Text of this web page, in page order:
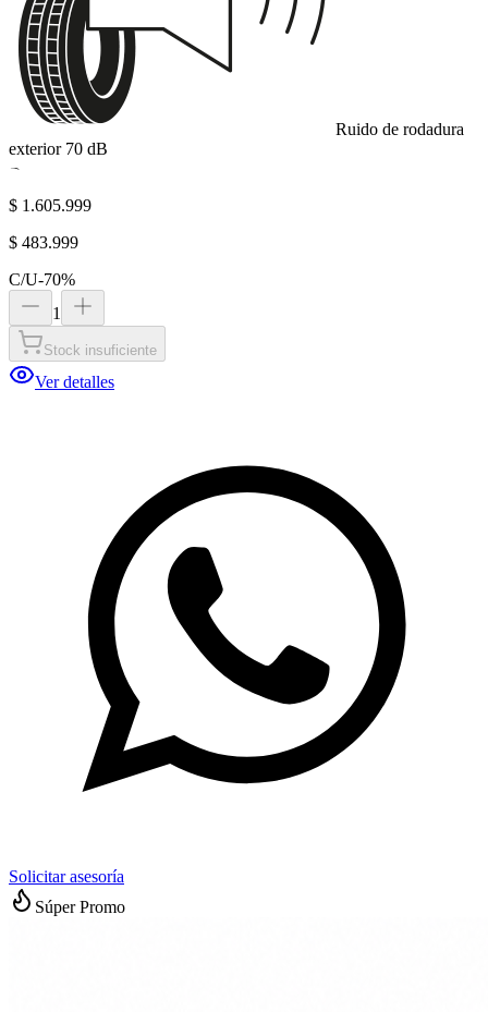
Ruido de rodadura
exterior 70 dB
B
$ 1.605.999
$ 483.999
C/U-70%
1
Stock insuficiente
Ver detalles
Solicitar asesoría
Súper Promo